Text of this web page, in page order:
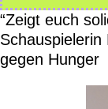
“Zeigt euch
gegen Hunger